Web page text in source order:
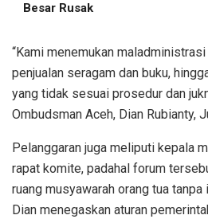
Besar Rusak
“Kami menemukan
penjualan seragam dan buku,
yang tidak sesuai prosedur dan
Ombudsman Aceh, Dian Rubianty,
Pelanggaran juga meliputi kepala
rapat komite, padahal forum
ruang musyawarah orang tua
Dian menegaskan aturan